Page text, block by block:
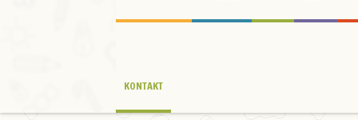
KONTAKT